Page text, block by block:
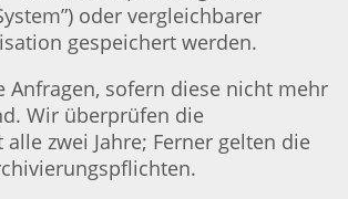
oder vergleichbarer
gespeichert werden.
Anfragen, sofern diese nicht mehr
Wir überprüfen die
zwei Jahre; Ferner gelten die